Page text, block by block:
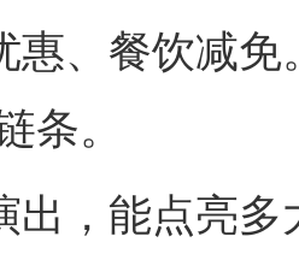
惠、餐饮减免
条。
，能点亮多